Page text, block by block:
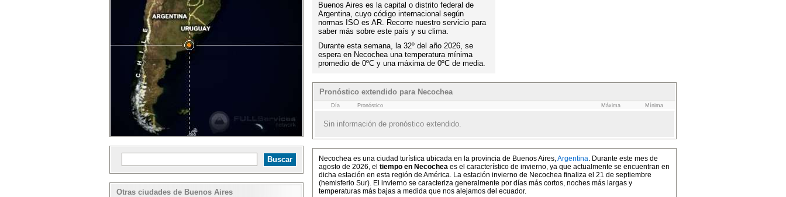
Otras ciudades de Buenos Aires
Buenos Aires es la capital o distrito federal de
Argentina, cuyo código internacional según
normas ISO es AR. Recorre nuestro servicio para
saber más sobre este país y su clima.
Durante esta semana, la 32º del año 2026, se
espera en Necochea una temperatura mínima
promedio de 0ºC y una máxima de 0ºC de media.
Pronóstico extendido para Necochea
Día Pronóstico Máxima Mínima
Sin información de pronóstico extendido.
Necochea es una ciudad turística ubicada en la provincia de Buenos Aires,Argentina. Durante este mes de
agosto de 2026, el tiempo en Necochea es el característico de invierno, ya que actualmente se encuentran en
dicha estación en esta región de América. La estación invierno de Necochea finaliza el 21 de septiembre
(hemisferio Sur). El invierno se caracteriza generalmente por días más cortos, noches más largas y
temperaturas más bajas a medida que nos alejamos del ecuador.